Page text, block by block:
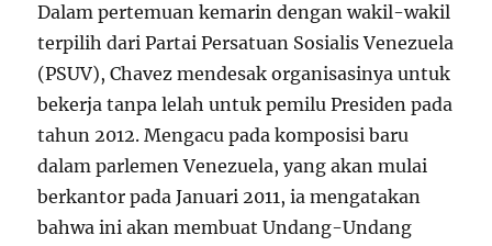
Dalam pertemuan kemarin dengan wakil-wakil
terpilih dari Partai Persatuan Sosialis Venezuela
(PSUV), Chavez mendesak organisasinya untuk
bekerja tanpa lelah untuk pemilu Presiden pada
tahun 2012. Mengacu pada komposisi baru
dalam parlemen Venezuela, yang akan mulai
berkantor pada Januari 2011, ia mengatakan
bahwa ini akan membuat Undang-Undang